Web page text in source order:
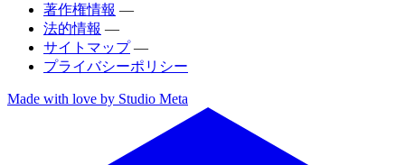
著作権情報 —
法的情報 —
サイトマップ —
プライバシーポリシー
Made with love by Studio Meta